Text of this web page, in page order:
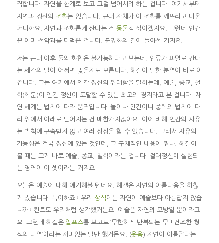
작합니다. 자연을 한계로 보고 그걸 넘어서려 하는 겁니다. 여기서부터
자연과 정신의 조화는 없습니다. 근대 자체가 이 조화를 깨뜨리고 나온
거니까요. 자연과 조화롭게 산다는 건 동물적 삶이겠지요. 그런데 인간
은 이미 선악과를 따먹은 겁니다. 문명화의 길에 들어선 거지요.
저는 근대 이후 둘의 화합은 불가능하다고 보는데, 인류가 파멸로 간다
는 세간의 말이 어쩌면 맞을지도 모릅니다. 헤겔이 말한 분열이 바로 이
겁니다. 그는 여기에서 인간 정신의 위대함을 말하는데, 예술, 종교, 철
학(학문)이 인간 정신이 도달할 수 있는 최고의 경지라고 본 겁니다. 자
연 세계는 법칙에 따라 움직입니다. 돌이나 인간이나 중력의 법칙에 따
라 위에서 아래로 떨어지는 건 매한가지잖아요. 이에 비해 인간의 사유
는 법칙에 구속받지 않고 여러 상상을 할 수 있습니다. 그래서 자유의
가능성은 결국 정신에 있는 것인데, 그 구체적인 내용이 뭐냐. 헤겔이
볼 때는 그게 바로 예술, 종교, 철학이라는 겁니다. 절대정신이 실현되
는 영역이 이 셋이라는 거지요.
오늘은 예술에 대해 얘기해볼 텐데요. 헤겔은 자연의 아름다움을 하찮
게 봤습니다. 특이하죠? 우리 상식에는 자연이 예술보다 아름답지 않습
니까? 칸트도 우리처럼 생각했거든요. 예술은 자연의 모방일 뿐이라고
요. 그런데 헤겔은 알프스를 보고도 ‘무한하게 반복되는 무미건조한 형
식의 나열’이라는 재미없는 말만 했거든요. (웃음) 자연이 아름답다는